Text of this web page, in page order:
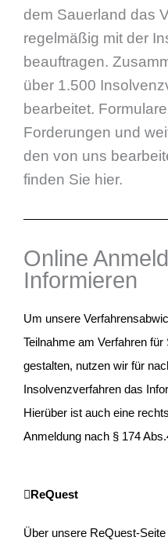
dem Sauerland das
regelmäßig mit der
beauftragen.
über 1.500
bearbeitet.
Forderungen und
den von uns
finden Sie hier.
Online
Informieren
Um unsere
Teilnahme am Verfahren
gestalten, nutzen wir für
Insolvenzverfahren das
Hierüber ist auch eine
Anmeldung nach § 174
ReQuest
Über unsere ReQuest-